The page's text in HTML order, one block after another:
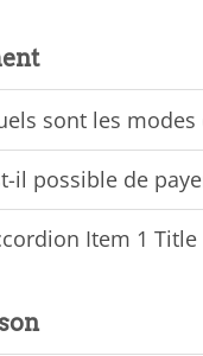
sont les
il possible de
Item 1 Title